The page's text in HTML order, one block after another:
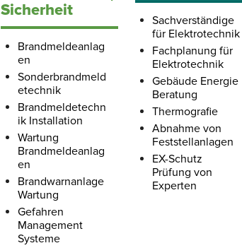
Sicherheit
Brandmeldeanlag
en
Sonderbrandmeld
etechnik
Brandmeldetechn
ik Installation
Wartung
Brandmeldeanlag
en
Brandwarnanlage
Wartung
Gefahren
Management
Systeme
Sachverständige
für Elektrotechnik
Fachplanung für
Elektrotechnik
Gebäude Energie
Beratung
Thermografie
Abnahme von
Feststellanlagen
EX-Schutz
Prüfung von
Experten